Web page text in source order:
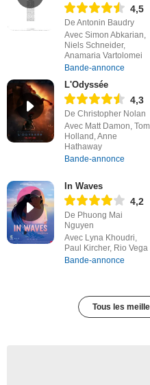
4,5
De Antonin Baudry
Avec Simon Abkarian,
Niels Schneider,
Anamaria Vartolomei
Bande-annonce
L'Odyssée
4,3
De Christopher Nolan
Avec Matt Damon, Tom
Holland, Anne
Hathaway
Bande-annonce
In Waves
4,2
De Phuong Mai
Nguyen
Avec Lyna Khoudri,
Paul Kircher, Rio Vega
Bande-annonce
Tous les